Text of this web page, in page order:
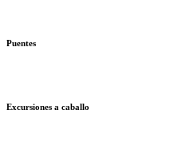
Puentes
Excursiones a caballo